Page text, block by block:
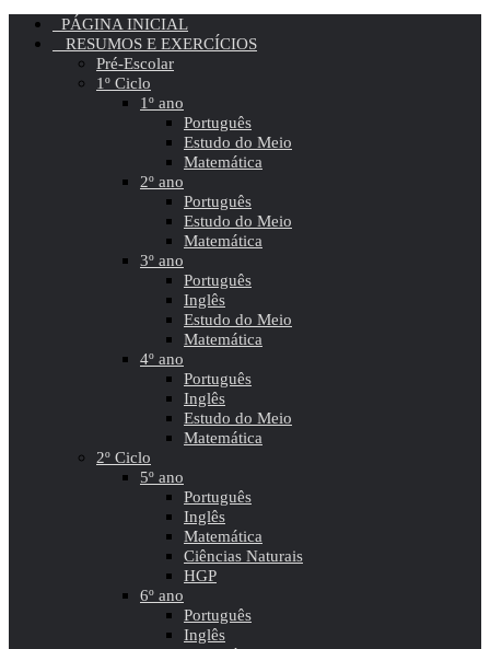
PÁGINA INICIAL
RESUMOS E EXERCÍCIOS
Pré-Escolar
1º Ciclo
1º ano
Português
Estudo do Meio
Matemática
2º ano
Português
Estudo do Meio
Matemática
3º ano
Português
Inglês
Estudo do Meio
Matemática
4º ano
Português
Inglês
Estudo do Meio
Matemática
2º Ciclo
5º ano
Português
Inglês
Matemática
Ciências Naturais
HGP
6º ano
Português
Inglês